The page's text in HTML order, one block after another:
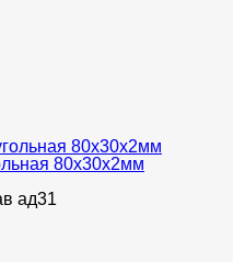
80х30х2мм
ад31